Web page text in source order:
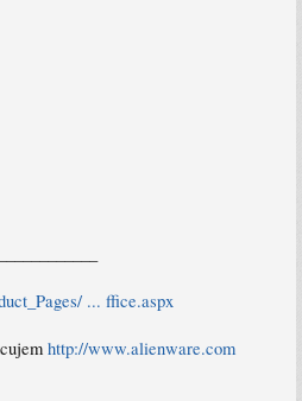
... ffice.aspx
http://www.alienware.com